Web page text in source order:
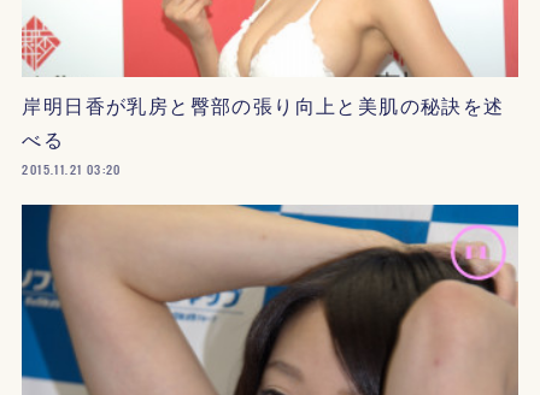
岸明日香が乳房と臀部の張り向上と美肌の秘訣を述
べる
2015.11.21 03:20